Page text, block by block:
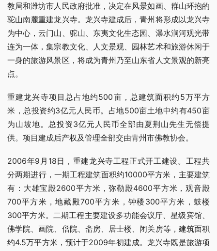
教局和潍坊市人民政府批准，决定在风景如画、群山环抱的
驼山南麓重建龙兴寺。龙兴寺建成后，青州将形成以龙兴寺
为中心，云门山、驼山、东夷文化生态园、瀑水涧河观光带
连为一体，集宗教文化、人文景观、园林艺术和旅游休闲于
一身的旅游风景区，将成为青州乃至山东省人文景观的新亮
点。
重建龙兴寺项目总占地约500亩，总建筑面积约5万平方
米，总投资约3亿元人民币。占地500亩土地中约有450亩
为山坡地。总投资3亿元人民币全部由夏荆山先生无偿提
供。项目建成后产权及管理全部交由青州市佛教协会。
2006年9月18日，重建龙兴寺工程正式开工建设。工程共
分两期进行，一期工程建筑面积约10000平方米，主要建筑
有：大雄宝殿2600平方米，弥勒殿4600平方米，观音殿
700平方米，地藏殿700平方米，钟楼300平方米，鼓楼
300平方米。二期工程主要建设多功能会议厅、星级宾馆、
佛学院、画院、僧院、斋房、居士楼、闭关房等，建筑面积
约4.5万平方米，预计于2009年初建成。龙兴寺既是旅游项